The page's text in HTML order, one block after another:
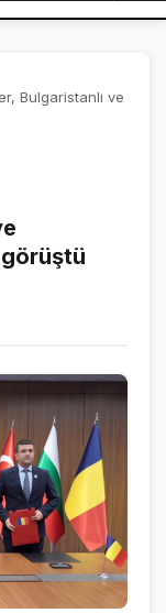
Bulgaristanlı ve
görüştü